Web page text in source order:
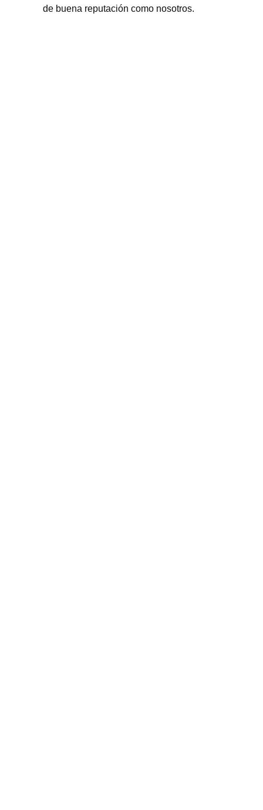
de buena reputación como nosotros.